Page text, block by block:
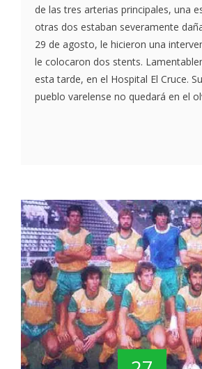
de las tres arterias principales, una
otras dos estaban severamente
29 de agosto, le hicieron una
le colocaron dos stents.
esta tarde, en el Hospital El Cruce.
pueblo varelense no quedará en el